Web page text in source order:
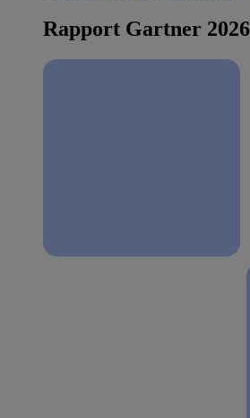
Rapport Gartner 2026